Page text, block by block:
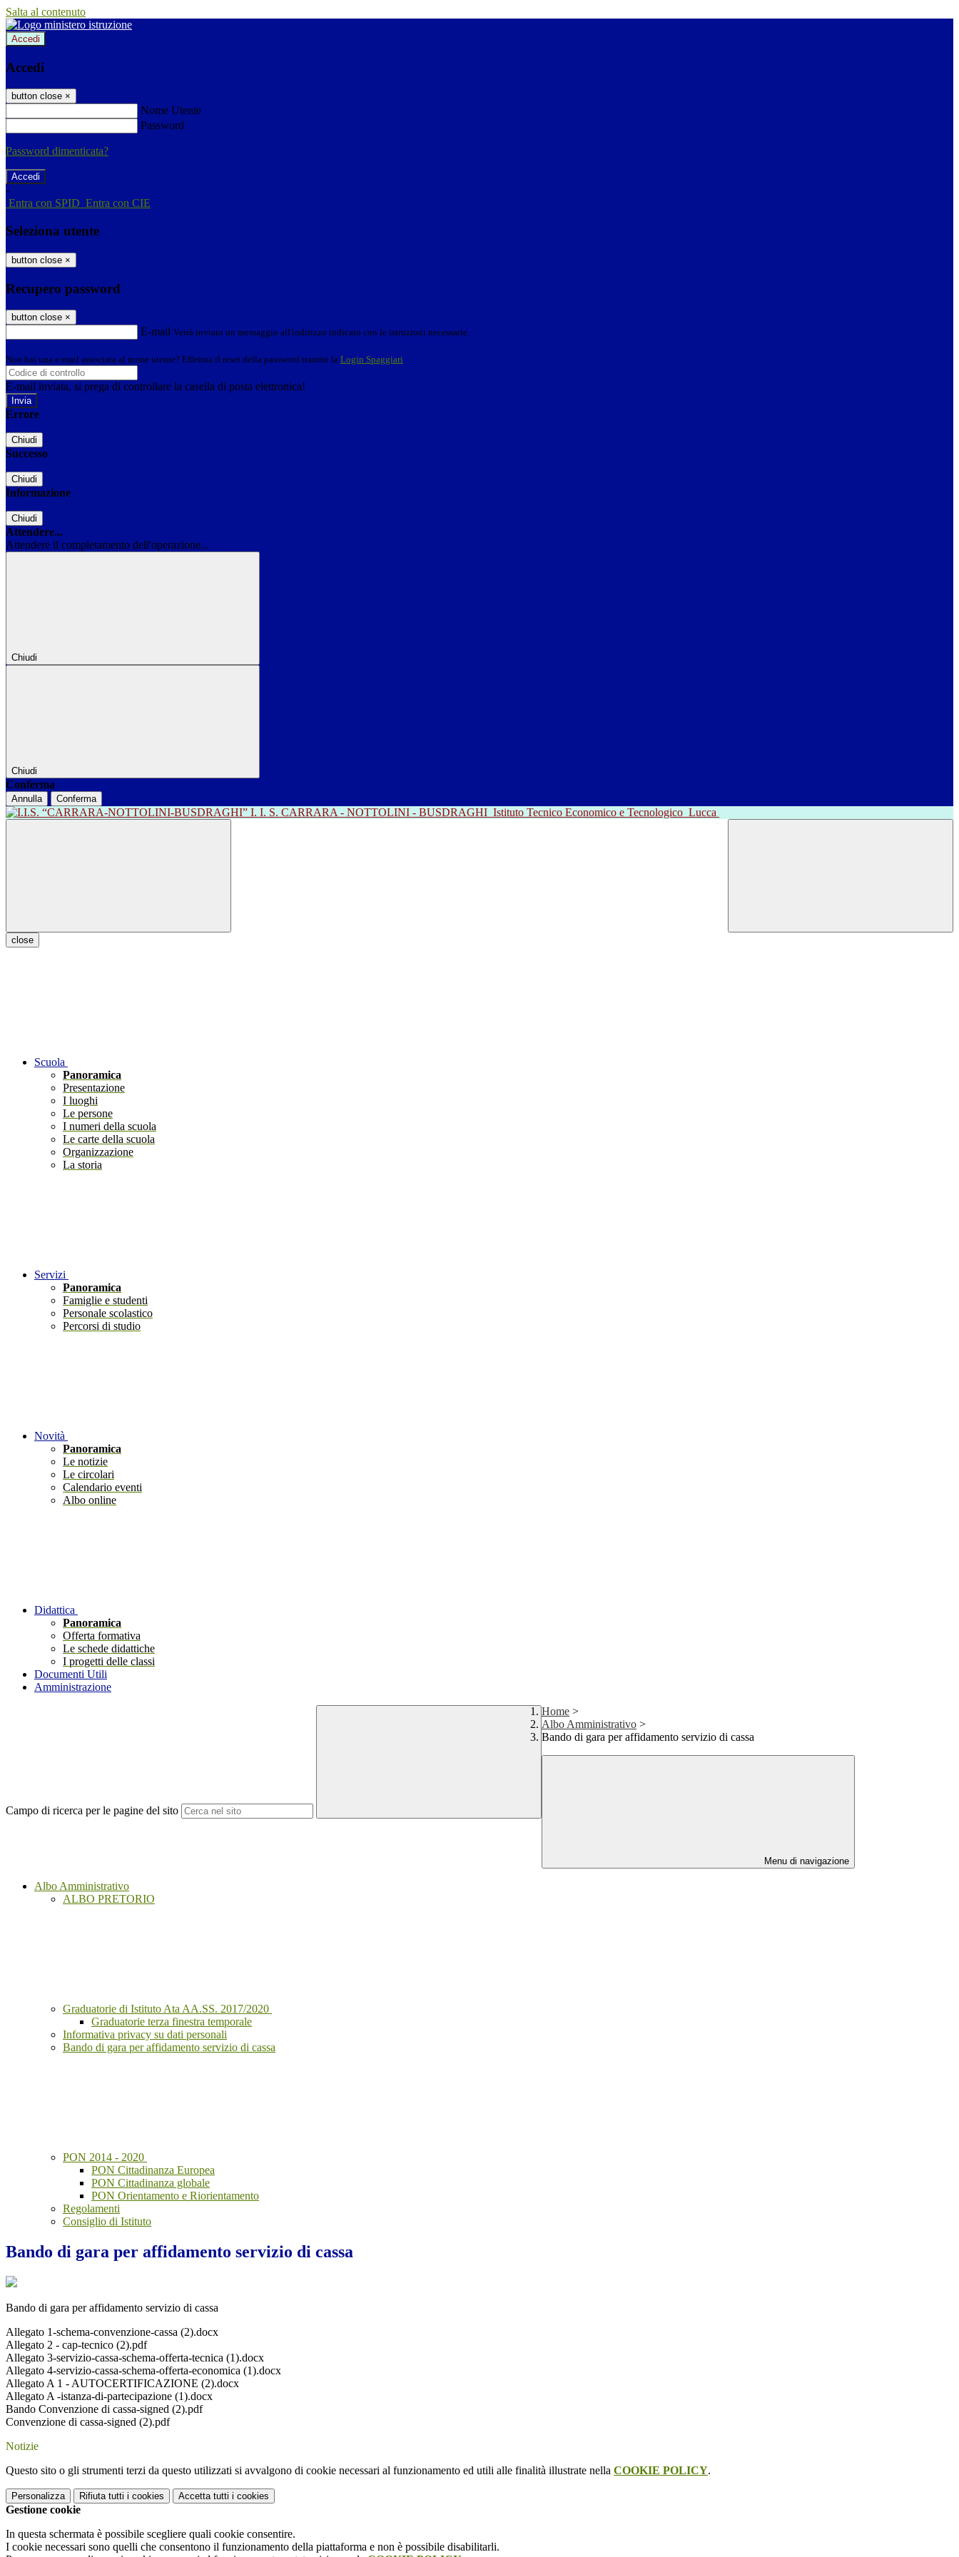
Salta al contenuto
Accedi
Accedi
button close ×
Nome Utente
Password
Password dimenticata?
-
Entra con SPID Entra con CIE
Seleziona utente
button close ×
Recupero password
button close ×
E-mail Verrà inviato un messaggio all'indirizzo indicato con le istruzioni necessarie.
Non hai una e-mail associata al nome utente? Effettua il reset della password tramite la Login Spaggiari
E-mail inviata, si prega di controllare la casella di posta elettronica!
Errore
Chiudi
Successo
Chiudi
Informazione
Chiudi
Attendere...
Attendere il completamento dell'operazione...
Chiudi
Chiudi
Conferma
Annulla Conferma
I. I. S. CARRARA - NOTTOLINI - BUSDRAGHI Istituto Tecnico Economico e Tecnologico Lucca
close
Scuola
Panoramica
Presentazione
I luoghi
Le persone
I numeri della scuola
Le carte della scuola
Organizzazione
La storia
Servizi
Panoramica
Famiglie e studenti
Personale scolastico
Percorsi di studio
Novità
Panoramica
Le notizie
Le circolari
Calendario eventi
Albo online
Didattica
Panoramica
Offerta formativa
Le schede didattiche
I progetti delle classi
Documenti Utili
Amministrazione
Campo di ricerca per le pagine del sito
Home >
Albo Amministrativo >
Bando di gara per affidamento servizio di cassa
Menu di navigazione
Albo Amministrativo
ALBO PRETORIO
Graduatorie di Istituto Ata AA.SS. 2017/2020
Graduatorie terza finestra temporale
Informativa privacy su dati personali
Bando di gara per affidamento servizio di cassa
PON 2014 - 2020
PON Cittadinanza Europea
PON Cittadinanza globale
PON Orientamento e Riorientamento
Regolamenti
Consiglio di Istituto
Bando di gara per affidamento servizio di cassa
Bando di gara per affidamento servizio di cassa
Allegato 1-schema-convenzione-cassa (2).docx
Allegato 2 - cap-tecnico (2).pdf
Allegato 3-servizio-cassa-schema-offerta-tecnica (1).docx
Allegato 4-servizio-cassa-schema-offerta-economica (1).docx
Allegato A 1 - AUTOCERTIFICAZIONE (2).docx
Allegato A -istanza-di-partecipazione (1).docx
Bando Convenzione di cassa-signed (2).pdf
Convenzione di cassa-signed (2).pdf
Notizie
Questo sito o gli strumenti terzi da questo utilizzati si avvalgono di cookie necessari al funzionamento ed utili alle finalità illustrate nella COOKIE POLICY.
Personalizza Rifiuta tutti i cookies Accetta tutti i cookies
Gestione cookie
In questa schermata è possibile scegliere quali cookie consentire.
I cookie necessari sono quelli che consentono il funzionamento della piattaforma e non è possibile disabilitarli.